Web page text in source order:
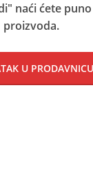
naći ćete
proizvoda.
U PRODAVNICU